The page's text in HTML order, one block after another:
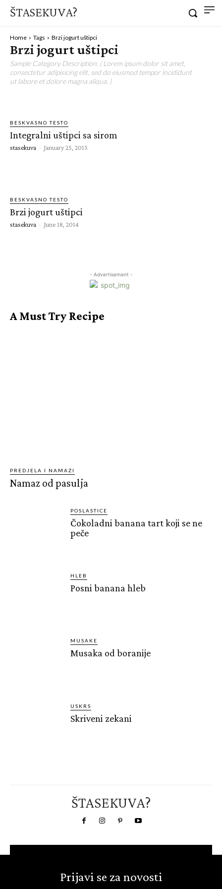
ŠTASEKUVA?
Home Tags Brzi jogurt uštipci
Brzi jogurt uštipci
Sample Category Description. ( Lorem ipsum dolor sit amet,
consectetur adipisicing elit, sed do eiusmod tempor incididunt
ut labore et dolore magna aliqua. )
BESKVASNO TESTO
Integralni uštipci sa sirom
stasekuva - January 25, 2015
BESKVASNO TESTO
Brzi jogurt uštipci
stasekuva - June 18, 2014
- Advertisement -
A Must Try Recipe
PREDJELA I NAMAZI
Namaz od pasulja
POSLASTICE
Čokoladni banana tart koji se ne
peče
HLEB
Posni banana hleb
MUSAKE
Musaka od boranije
USKRS
Skriveni zekani
ŠTASEKUVA?
Prijavi se za novosti